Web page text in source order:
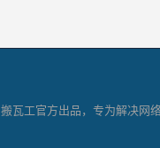
搬瓦工官方出品，专为解决网